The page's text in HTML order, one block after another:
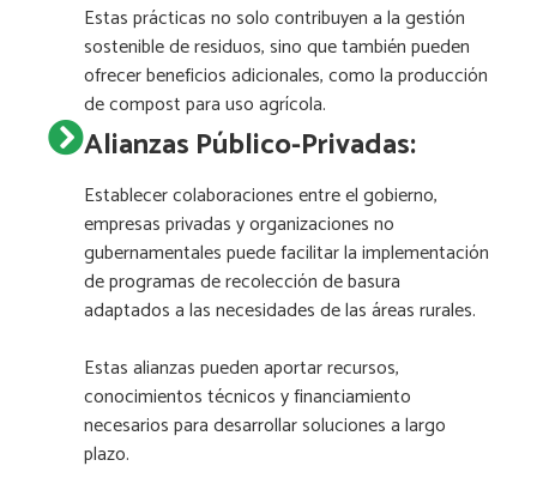
Estas prácticas no solo contribuyen a la gestión
sostenible de residuos, sino que también pueden
ofrecer beneficios adicionales, como la producción
de compost para uso agrícola.
Alianzas Público-Privadas:
Establecer colaboraciones entre el gobierno,
empresas privadas y organizaciones no
gubernamentales puede facilitar la implementación
de programas de recolección de basura
adaptados a las necesidades de las áreas rurales.
Estas alianzas pueden aportar recursos,
conocimientos técnicos y financiamiento
necesarios para desarrollar soluciones a largo
plazo.